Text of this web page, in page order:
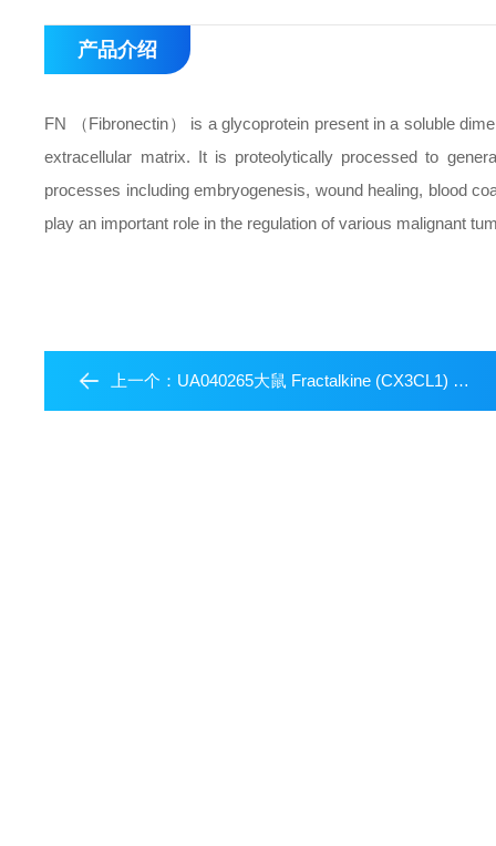
产品介绍
FN （Fibronectin） is a glycoprotein present in a soluble
extracellular matrix. It is proteolytically processed to
processes including embryogenesis, wound healing, blood
play an important role in the regulation of various malignant
上一个： UA040265大鼠 Fractalkine (CX3CL1) 蛋白